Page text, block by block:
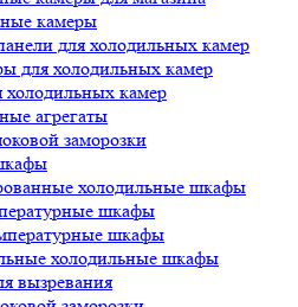
камеры
для холодильных камер
для холодильных камер
холодильных камер
агрегаты
заморозки
холодильные шкафы
шкафы
шкафы
холодильные шкафы
вызревания